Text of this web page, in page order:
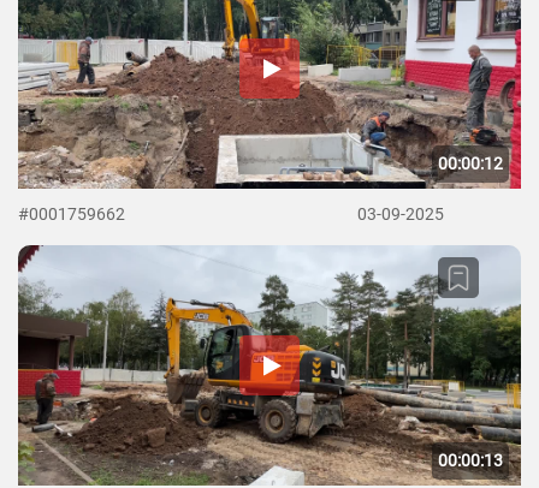
00:00:12
#0001759662 03-09-2025
00:00:13